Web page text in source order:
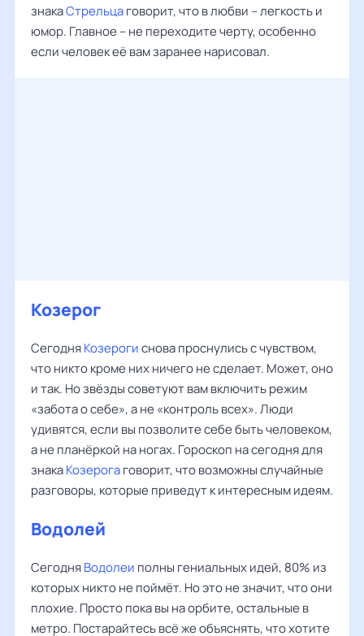
знакаСтрельцаговорит, что в любви – легкость и
юмор. Главное – не переходите черту, особенно
если человек её вам заранее нарисовал.
Козерог
СегодняКозерогиснова проснулись с чувством,
что никто кроме них ничего не сделает. Может, оно
и так. Но звёзды советуют вам включить режим
«забота о себе», а не «контроль всех». Люди
удивятся, если вы позволите себе быть человеком,
а не планёркой на ногах. Гороскоп на сегодня для
знакаКозерогаговорит, что возможны случайные
разговоры, которые приведут к интересным идеям.
Водолей
СегодняВодолеи полны гениальных идей, 80% из
которых никто не поймёт. Но это не значит, что они
плохие. Просто пока вы на орбите, остальные в
метро. Постарайтесь всё же объяснять, что хотите